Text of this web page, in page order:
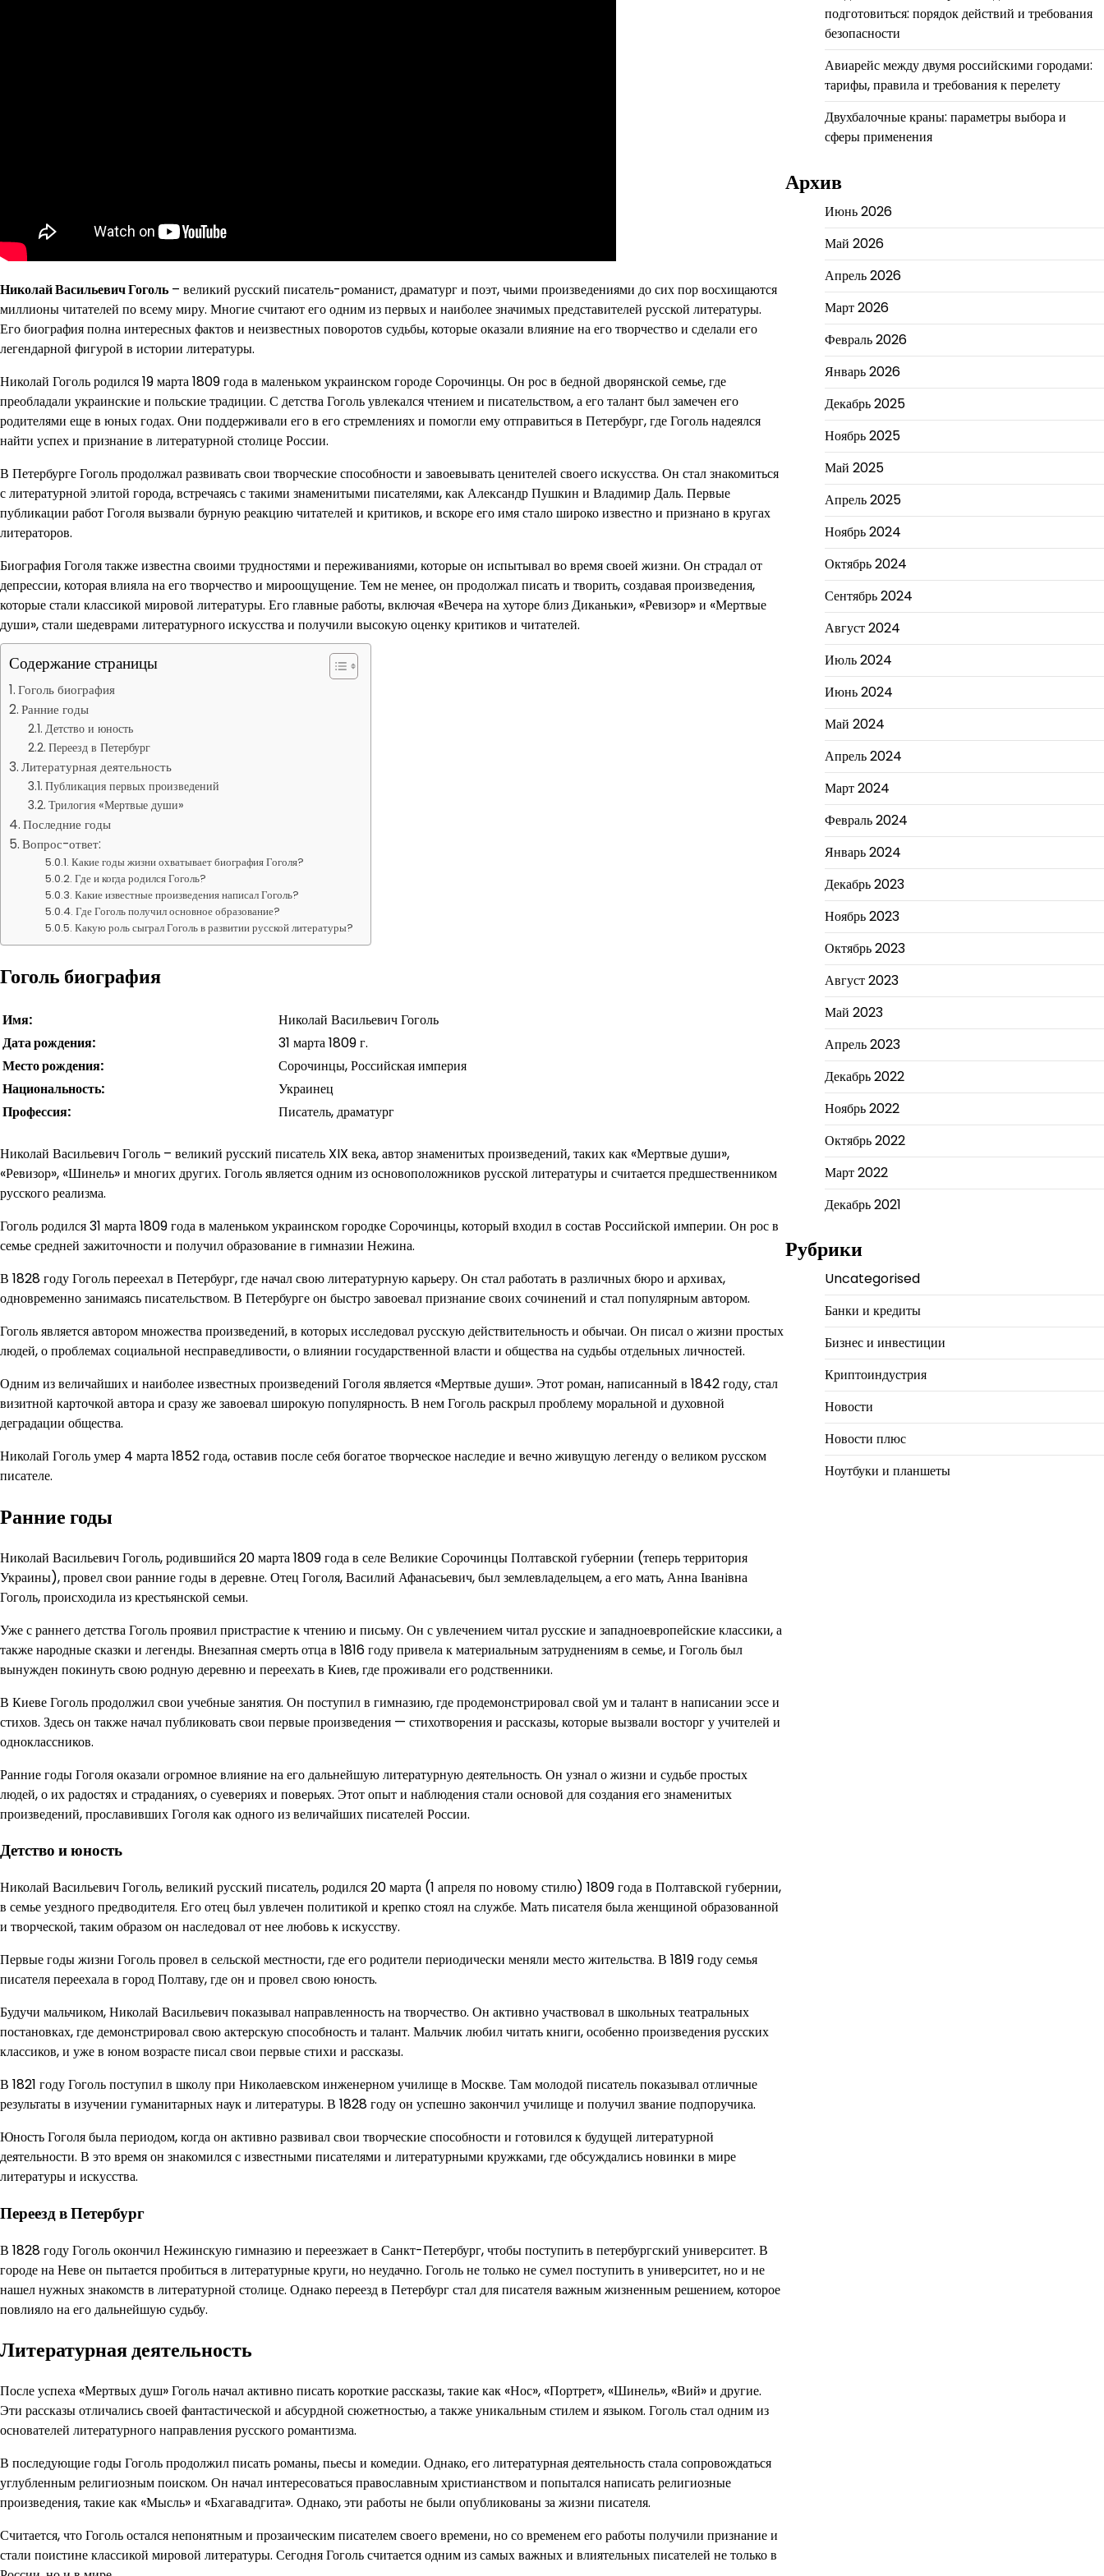
Николай Васильевич Гоголь – великий русский писатель-романист, драматург и поэт, чьими произведениями до сих пор восхищаются
миллионы читателей по всему миру. Многие считают его одним из первых и наиболее значимых представителей русской литературы.
Его биография полна интересных фактов и неизвестных поворотов судьбы, которые оказали влияние на его творчество и сделали его
легендарной фигурой в истории литературы.
Николай Гоголь родился 19 марта 1809 года в маленьком украинском городе Сорочинцы. Он рос в бедной дворянской семье, где
преобладали украинские и польские традиции. С детства Гоголь увлекался чтением и писательством, а его талант был замечен его
родителями еще в юных годах. Они поддерживали его в его стремлениях и помогли ему отправиться в Петербург, где Гоголь надеялся
найти успех и признание в литературной столице России.
В Петербурге Гоголь продолжал развивать свои творческие способности и завоевывать ценителей своего искусства. Он стал знакомиться
с литературной элитой города, встречаясь с такими знаменитыми писателями, как Александр Пушкин и Владимир Даль. Первые
публикации работ Гоголя вызвали бурную реакцию читателей и критиков, и вскоре его имя стало широко известно и признано в кругах
литераторов.
Биография Гоголя также известна своими трудностями и переживаниями, которые он испытывал во время своей жизни. Он страдал от
депрессии, которая влияла на его творчество и мироощущение. Тем не менее, он продолжал писать и творить, создавая произведения,
которые стали классикой мировой литературы. Его главные работы, включая «Вечера на хуторе близ Диканьки», «Ревизор» и «Мертвые
души», стали шедеврами литературного искусства и получили высокую оценку критиков и читателей.
Содержание страницы
Гоголь биография
Ранние годы
Детство и юность
Переезд в Петербург
Литературная деятельность
Публикация первых произведений
Трилогия «Мертвые души»
Последние годы
Вопрос-ответ:
Какие годы жизни охватывает биография Гоголя?
Где и когда родился Гоголь?
Какие известные произведения написал Гоголь?
Где Гоголь получил основное образование?
Какую роль сыграл Гоголь в развитии русской литературы?
Гоголь биография
Имя:
Николай Васильевич Гоголь
Дата рождения:
31 марта 1809 г.
Место рождения:
Сорочинцы, Российская империя
Национальность:
Украинец
Профессия:
Писатель, драматург
Николай Васильевич Гоголь – великий русский писатель XIX века, автор знаменитых произведений, таких как «Мертвые души»,
«Ревизор», «Шинель» и многих других. Гоголь является одним из основоположников русской литературы и считается предшественником
русского реализма.
Гоголь родился 31 марта 1809 года в маленьком украинском городке Сорочинцы, который входил в состав Российской империи. Он рос в
семье средней зажиточности и получил образование в гимназии Нежина.
В 1828 году Гоголь переехал в Петербург, где начал свою литературную карьеру. Он стал работать в различных бюро и архивах,
одновременно занимаясь писательством. В Петербурге он быстро завоевал признание своих сочинений и стал популярным автором.
Гоголь является автором множества произведений, в которых исследовал русскую действительность и обычаи. Он писал о жизни простых
людей, о проблемах социальной несправедливости, о влиянии государственной власти и общества на судьбы отдельных личностей.
Одним из величайших и наиболее известных произведений Гоголя является «Мертвые души». Этот роман, написанный в 1842 году, стал
визитной карточкой автора и сразу же завоевал широкую популярность. В нем Гоголь раскрыл проблему моральной и духовной
деградации общества.
Николай Гоголь умер 4 марта 1852 года, оставив после себя богатое творческое наследие и вечно живущую легенду о великом русском
писателе.
Ранние годы
Николай Васильевич Гоголь, родившийся 20 марта 1809 года в селе Великие Сорочинцы Полтавской губернии (теперь территория
Украины), провел свои ранние годы в деревне. Отец Гоголя, Василий Афанасьевич, был землевладельцем, а его мать, Анна Іванівна
Гоголь, происходила из крестьянской семьи.
Уже с раннего детства Гоголь проявил пристрастие к чтению и письму. Он с увлечением читал русские и западноевропейские классики, а
также народные сказки и легенды. Внезапная смерть отца в 1816 году привела к материальным затруднениям в семье, и Гоголь был
вынужден покинуть свою родную деревню и переехать в Киев, где проживали его родственники.
В Киеве Гоголь продолжил свои учебные занятия. Он поступил в гимназию, где продемонстрировал свой ум и талант в написании эссе и
стихов. Здесь он также начал публиковать свои первые произведения — стихотворения и рассказы, которые вызвали восторг у учителей и
одноклассников.
Ранние годы Гоголя оказали огромное влияние на его дальнейшую литературную деятельность. Он узнал о жизни и судьбе простых
людей, о их радостях и страданиях, о суевериях и поверьях. Этот опыт и наблюдения стали основой для создания его знаменитых
произведений, прославивших Гоголя как одного из величайших писателей России.
Детство и юность
Николай Васильевич Гоголь, великий русский писатель, родился 20 марта (1 апреля по новому стилю) 1809 года в Полтавской губернии,
в семье уездного предводителя. Его отец был увлечен политикой и крепко стоял на службе. Мать писателя была женщиной образованной
и творческой, таким образом он наследовал от нее любовь к искусству.
Первые годы жизни Гоголь провел в сельской местности, где его родители периодически меняли место жительства. В 1819 году семья
писателя переехала в город Полтаву, где он и провел свою юность.
Будучи мальчиком, Николай Васильевич показывал направленность на творчество. Он активно участвовал в школьных театральных
постановках, где демонстрировал свою актерскую способность и талант. Мальчик любил читать книги, особенно произведения русских
классиков, и уже в юном возрасте писал свои первые стихи и рассказы.
В 1821 году Гоголь поступил в школу при Николаевском инженерном училище в Москве. Там молодой писатель показывал отличные
результаты в изучении гуманитарных наук и литературы. В 1828 году он успешно закончил училище и получил звание подпоручика.
Юность Гоголя была периодом, когда он активно развивал свои творческие способности и готовился к будущей литературной
деятельности. В это время он знакомился с известными писателями и литературными кружками, где обсуждались новинки в мире
литературы и искусства.
Переезд в Петербург
В 1828 году Гоголь окончил Нежинскую гимназию и переезжает в Санкт-Петербург, чтобы поступить в петербургский университет. В
городе на Неве он пытается пробиться в литературные круги, но неудачно. Гоголь не только не сумел поступить в университет, но и не
нашел нужных знакомств в литературной столице. Однако переезд в Петербург стал для писателя важным жизненным решением, которое
повлияло на его дальнейшую судьбу.
Литературная деятельность
После успеха «Мертвых душ» Гоголь начал активно писать короткие рассказы, такие как «Нос», «Портрет», «Шинель», «Вий» и другие.
Эти рассказы отличались своей фантастической и абсурдной сюжетностью, а также уникальным стилем и языком. Гоголь стал одним из
основателей литературного направления русского романтизма.
В последующие годы Гоголь продолжил писать романы, пьесы и комедии. Однако, его литературная деятельность стала сопровождаться
углубленным религиозным поиском. Он начал интересоваться православным христианством и попытался написать религиозные
произведения, такие как «Мысль» и «Бхагавадгита». Однако, эти работы не были опубликованы за жизни писателя.
Считается, что Гоголь остался непонятным и прозаическим писателем своего времени, но со временем его работы получили признание и
стали поистине классикой мировой литературы. Сегодня Гоголь считается одним из самых важных и влиятельных писателей не только в
подготовиться: порядок действий и требования
безопасности
Авиарейс между двумя российскими городами:
тарифы, правила и требования к перелету
Двухбалочные краны: параметры выбора и
сферы применения
Архив
Июнь 2026
Май 2026
Апрель 2026
Март 2026
Февраль 2026
Январь 2026
Декабрь 2025
Ноябрь 2025
Май 2025
Апрель 2025
Ноябрь 2024
Октябрь 2024
Сентябрь 2024
Август 2024
Июль 2024
Июнь 2024
Май 2024
Апрель 2024
Март 2024
Февраль 2024
Январь 2024
Декабрь 2023
Ноябрь 2023
Октябрь 2023
Август 2023
Май 2023
Апрель 2023
Декабрь 2022
Ноябрь 2022
Октябрь 2022
Март 2022
Декабрь 2021
Рубрики
Uncategorised
Банки и кредиты
Бизнес и инвестиции
Криптоиндустрия
Новости
Новости плюс
Ноутбуки и планшеты